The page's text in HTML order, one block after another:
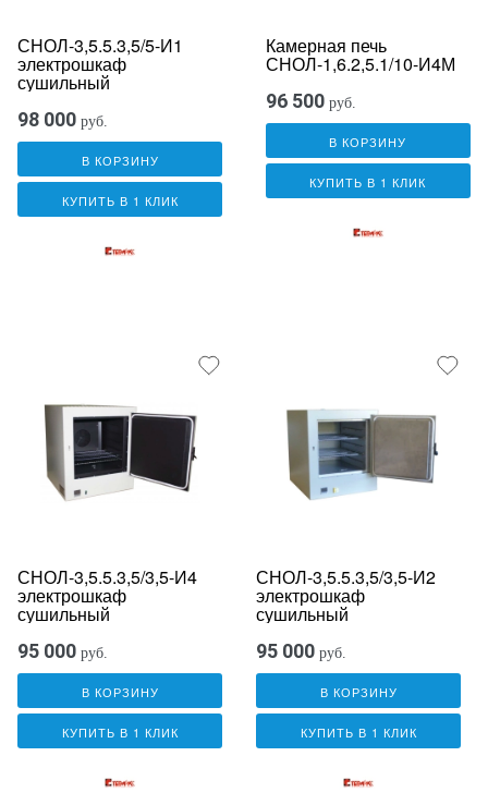
СНОЛ-3,5.5.3,5/5-И1
электрошкаф
сушильный
98 000 руб.
В КОРЗИНУ
КУПИТЬ В 1 КЛИК
Камерная печь
СНОЛ-1,6.2,5.1/10-И4М
96 500 руб.
В КОРЗИНУ
КУПИТЬ В 1 КЛИК
СНОЛ-3,5.5.3,5/3,5-И4
электрошкаф
сушильный
95 000 руб.
В КОРЗИНУ
КУПИТЬ В 1 КЛИК
СНОЛ-3,5.5.3,5/3,5-И2
электрошкаф
сушильный
95 000 руб.
В КОРЗИНУ
КУПИТЬ В 1 КЛИК